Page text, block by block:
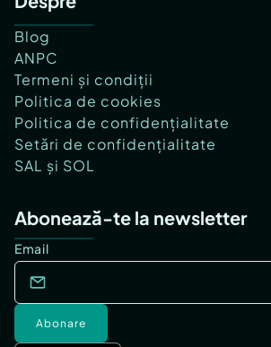
Blog
ANPC
Termeni și condiții
Politica de cookies
Politica de confidențialitate
Setări de confidențialitate
SAL și SOL
Abonează-te la newsletter
Email
Abonare